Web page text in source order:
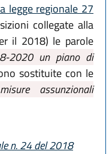
legge regionale 27
collegate alla
il 2018) le parole
2020 un piano di
sostituite con le
assunzionali
n. 24 del 2018